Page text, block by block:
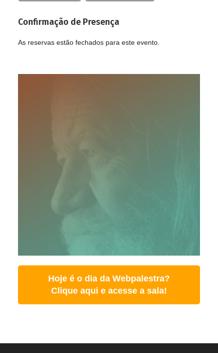
Confirmação de Presença
As reservas estão fechados para este evento.
Hoje é o dia da Webpalestra?
Clique aqui e acesse a sala!